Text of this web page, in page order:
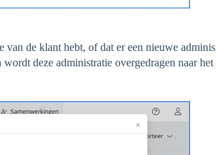
de klant hebt, of dat er een nieuwe
deze administratie overgedragen naar